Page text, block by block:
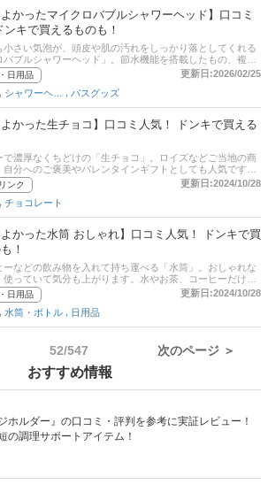
字が書きやすいのは？ ・野球ゲームや音ゲームにピッタリ
絵を描くのにピッタリなのは？といった視点でもレビュー
グを作成しているので、ぜひ参考にしてくださいね！
よかったマイクロバブルシャワーヘッド】口コミ
ンキで買えるものも！
小さい気泡が、頭皮や肌の汚れをしっかり落としてくれる
バブルシャワーヘッド」。節水機能を搭載したもの、複数
ドがあるもの、水圧が強いものなどがあります。カインズ
ル本田などのホームセンター、マツキヨといったドラッグ
軽に購入できますが、水圧、洗浄力、使いやすさ、持ちや
どの商品がいいか迷うポイントがたくさんあります。この
毎日のお風呂で、マイクロバブルシャワーヘッドを使って
すすめする「買ってよかった商品」だけを紹介します。 商
はもちろん、使いやすさや水圧の満足度といった評価ポイ
てみたので、各項目にも注目して商品選びの参考にしてく
日用品
更新日:2026/02/25
バスグッズ
よかった生チョコ】口コミ人気！ ドンキで買える
で濃厚なくちどけの「生チョコ」。ロイズなどご当地の商
自分へのご褒美やバレンタインギフトとしても人気です。
イトチョコや抹茶などさまざまな種類がありどれがいいか
いますよね。この記事では、生チョコ好きがおすすめする
かった商品」だけを紹介します。 商品の口コミはもちろ
や味・おいしさ、食感といった評価ポイントも聞いてみた
目にも注目して商品選びの参考にしてください！
ンク
更新日:2024/10/28
チョコレート
よかった水筒 おしゃれ】口コミ人気！ ドンキで買
！
ーなどの飲み物を入れて持ち運べる「水筒」。おしゃれな
使っていて気分も上がります。水やお茶、コーヒーだけで
、スポーツドリンクを入れられるものもあり、職場や外出
てくれます。カインズやジョイフル本田などのホームセン
・キホーテなどで手軽に購入できますが、容量、お手入れ
、保温・保冷力など、どの商品がいいか迷うポイントがた
買ってよかった商品」だけを紹介します。 商品の口コミは
使いやすさや保温・保冷、お手入れの満足度といった評価
聞いてみたので、各項目にも注目して商品選びの参考にし
日用品
更新日:2024/10/28
水筒・ボトル 日用品
52/547 次のページ ＞
おすすめ情報
ホルダー』の口コミ・評判を参考に実証レビュー！
の調理サポートアイテム！